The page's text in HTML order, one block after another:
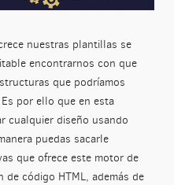
nuestras plantillas se
encontrarnos con que
que podríamos
por ello que en esta
cualquier diseño usando
puedas sacarle
que ofrece este motor de
código HTML, además de